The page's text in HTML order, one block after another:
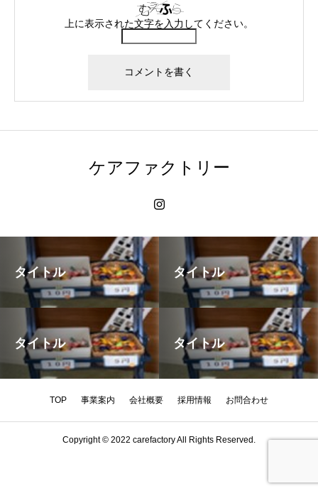
上に表示された文字を入力してください。
ケアファクトリー
タイトル タイトル
タイトル タイトル
TOP 事業案内 会社概要 採用情報 お問合わせ
Copyright © 2022 carefactory All Rights Reserved.